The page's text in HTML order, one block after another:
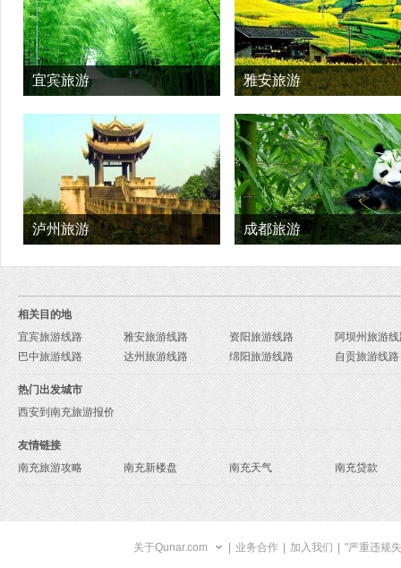
宜宾旅游 雅安旅游
泸州旅游 成都旅游
相关目的地
宜宾旅游线路
雅安旅游线路 资阳旅游线路
阿坝州旅游
巴中旅游线路
达州旅游线路 绵阳旅游线路 自贡旅游线路
热门出发城市
西安到南充旅游报价
友情链接
南充旅游攻略
南充新楼盘 南充天气 南充贷款
关于Qunar.com 业务合作 加入我们 "严重违规